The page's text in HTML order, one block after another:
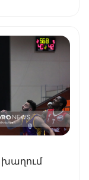
խաղում